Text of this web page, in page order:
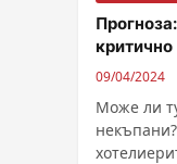
критично
09/04/2024
Може ли